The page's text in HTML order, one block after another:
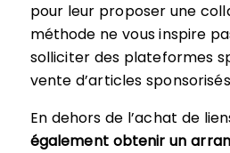
pour leur proposer une
méthode ne vous inspire
solliciter des plateformes
vente d’articles
En dehors de l’achat de
également obtenir un